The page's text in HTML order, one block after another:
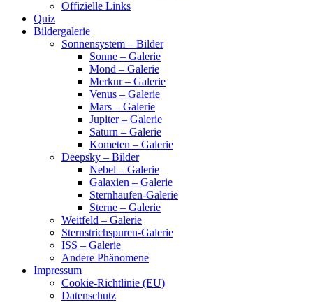
Offizielle Links
Quiz
Bildergalerie
Sonnensystem – Bilder
Sonne – Galerie
Mond – Galerie
Merkur – Galerie
Venus – Galerie
Mars – Galerie
Jupiter – Galerie
Saturn – Galerie
Kometen – Galerie
Deepsky – Bilder
Nebel – Galerie
Galaxien – Galerie
Sternhaufen-Galerie
Sterne – Galerie
Weitfeld – Galerie
Sternstrichspuren-Galerie
ISS – Galerie
Andere Phänomene
Impressum
Cookie-Richtlinie (EU)
Datenschutz